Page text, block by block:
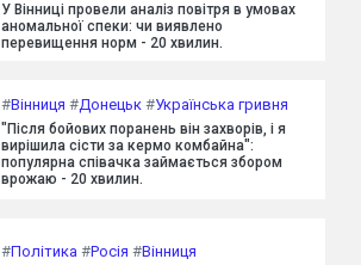
У Вінниці провели аналіз повітря в умовах
аномальної спеки: чи виявлено
перевищення норм - 20 хвилин.
#Вінниця #Донецьк #Українська гривня
"Після бойових поранень він захворів, і я
вирішила сісти за кермо комбайна":
популярна співачка займається збором
врожаю - 20 хвилин.
#Політика #Росія #Вінниця